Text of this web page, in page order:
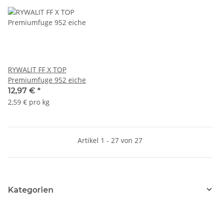
RYWALIT FF X TOP
Premiumfuge 952 eiche
12,97 € *
2,59 € pro kg
Artikel 1 - 27 von 27
Kategorien